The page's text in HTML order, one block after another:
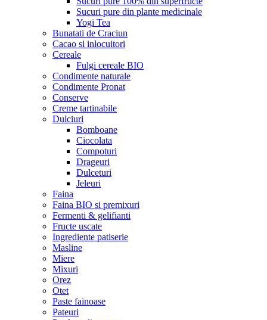
Sucuri pure din plante medicinale
Yogi Tea
Bunatati de Craciun
Cacao si inlocuitori
Cereale
Fulgi cereale BIO
Condimente naturale
Condimente Pronat
Conserve
Creme tartinabile
Dulciuri
Bomboane
Ciocolata
Compoturi
Drageuri
Dulceturi
Jeleuri
Faina
Faina BIO si premixuri
Fermenti & gelifianti
Fructe uscate
Ingrediente patiserie
Masline
Miere
Mixuri
Orez
Otet
Paste fainoase
Pateuri